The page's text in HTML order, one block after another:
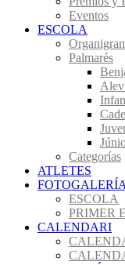
Eventos
ESCOLA
Palmarés
Categorías
ATLETES
FOTOGALERÍA
ESCOLA
PRIMER
CALENDARI